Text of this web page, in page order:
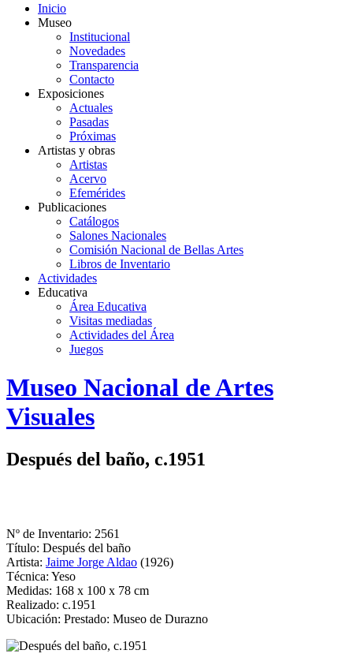
Inicio
Museo
Institucional
Novedades
Transparencia
Contacto
Exposiciones
Actuales
Pasadas
Próximas
Artistas y obras
Artistas
Acervo
Efemérides
Publicaciones
Catálogos
Salones Nacionales
Comisión Nacional de Bellas Artes
Libros de Inventario
Actividades
Educativa
Área Educativa
Visitas mediadas
Actividades del Área
Juegos
Logo
MNAV
Museo Nacional de Artes
Visuales
Después del baño, c.1951
Nº de Inventario: 2561
Título: Después del baño
Artista: Jaime Jorge Aldao (1926)
Técnica: Yeso
Medidas: 168 x 100 x 78 cm
Realizado: c.1951
Ubicación: Prestado: Museo de Durazno